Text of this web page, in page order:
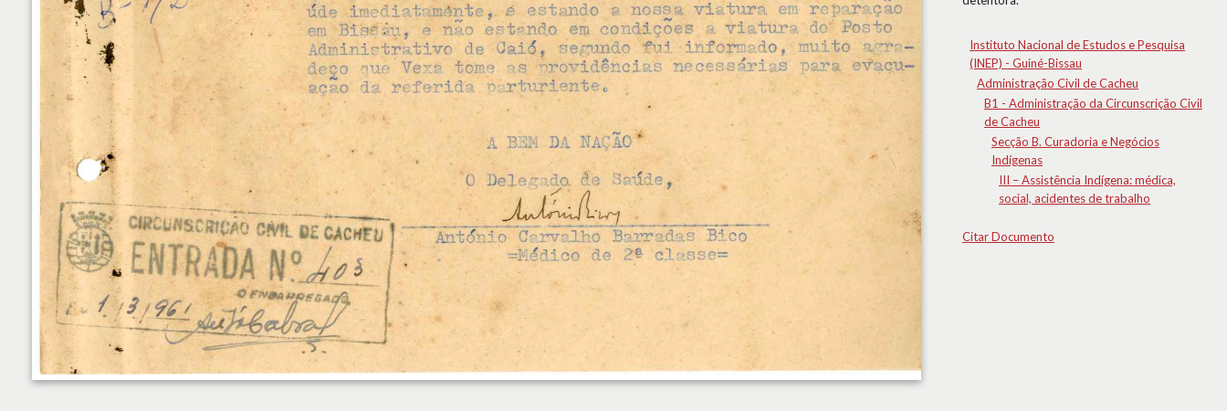
Instituto Nacional de Estudos e Pesquisa
(INEP) - Guiné-Bissau
Administração Civil de Cacheu
B1 - Administração da Circunscrição Civil
de Cacheu
Secção B. Curadoria e Negócios
Indígenas
III – Assistência Indígena: médica,
social, acidentes de trabalho
Citar Documento